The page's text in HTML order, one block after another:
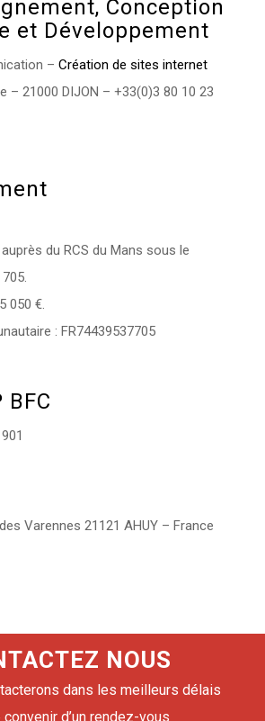
Conception
et Développement
– Création de sites internet
– 21000 DIJON – +33(0)3 80 10 23
du RCS du Mans sous le
050 €.
: FR74439537705
BFC
Varennes 21121 AHUY – France
NOUS
dans les meilleurs délais
d’un rendez-vous